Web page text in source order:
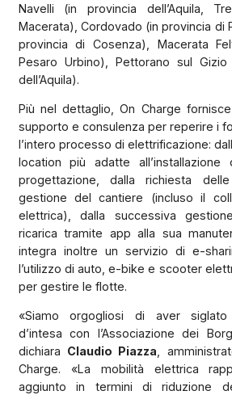
Navelli (in provincia dell’Aquila,
Macerata), Cordovado (in provincia di
provincia di Cosenza), Macerata
Pesaro Urbino), Pettorano sul
dell’Aquila).
Più nel dettaglio, On Charge
supporto e consulenza per reperire i
l’intero processo di elettrificazione:
location più adatte all’installazione
progettazione, dalla richiesta
gestione del cantiere (incluso il
elettrica), dalla successiva
ricarica tramite app alla sua
integra inoltre un servizio di e-
l’utilizzo di auto, e-bike e scooter
per gestire le flotte.
«Siamo orgogliosi di aver
d’intesa con l’Associazione dei
dichiara Claudio Piazza ,
Charge. «La mobilità elettrica
aggiunto in termini di riduzione